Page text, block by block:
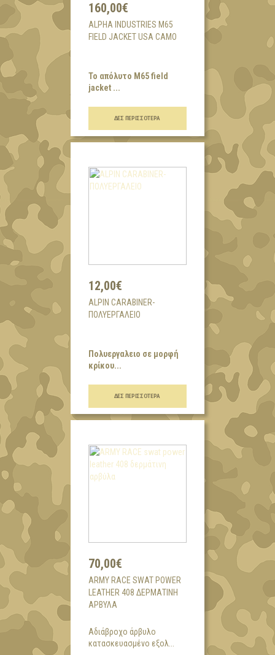
160,00€
ALPHA INDUSTRIES M65
FIELD JACKET USA CAMO
Το απόλυτο Μ65 field
jacket ...
ΔΕΣ ΠΕΡΙΣΣΌΤΕΡΑ
12,00€
ALPIN CARABINER-
ΠΟΛΥΕΡΓΑΛΕΙΟ
Πολυεργαλειο σε μορφή
κρίκου...
ΔΕΣ ΠΕΡΙΣΣΌΤΕΡΑ
70,00€
ARMY RACE SWAT POWER
LEATHER 408 ΔΕΡΜΆΤΙΝΗ
ΑΡΒΎΛΑ
Αδιάβροχο άρβυλο
κατασκευασμένο εξολ...